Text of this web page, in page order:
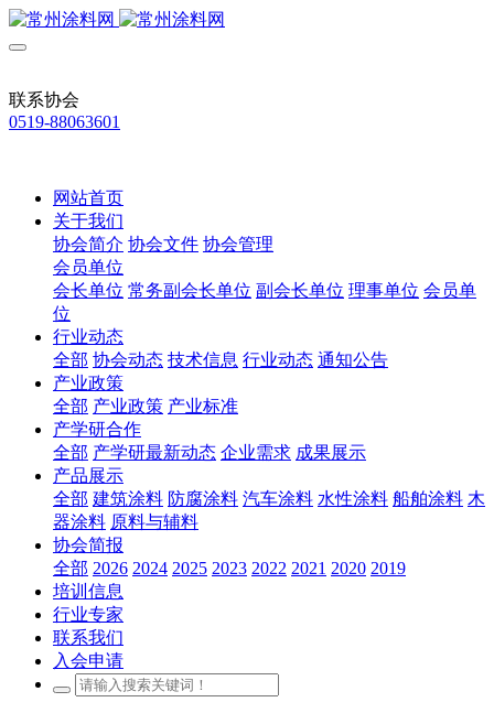
联系协会
0519-88063601
网站首页
关于我们
协会简介 协会文件 协会管理
会员单位
会长单位 常务副会长单位 副会长单位 理事单位 会员单
位
行业动态
全部 协会动态 技术信息 行业动态 通知公告
产业政策
全部 产业政策 产业标准
产学研合作
全部 产学研最新动态 企业需求 成果展示
产品展示
全部 建筑涂料 防腐涂料 汽车涂料 水性涂料 船舶涂料 木
器涂料 原料与辅料
协会简报
全部 2026 2024 2025 2023 2022 2021 2020 2019
培训信息
行业专家
联系我们
入会申请